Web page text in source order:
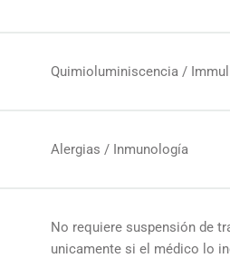
Quimioluminiscencia /
Alergias / Inmunología
No requiere suspensión de
unicamente si el médico lo